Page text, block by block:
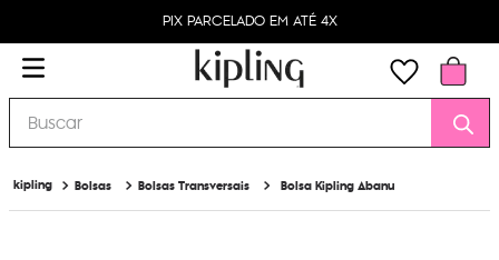
PIX PARCELADO EM ATÉ 4X
Buscar
Bolsas Bolsas Transversais Bolsa Kipling Abanu